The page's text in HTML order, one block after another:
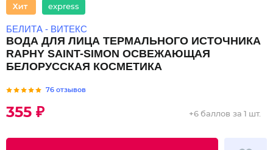
express
БЕЛИТА - ВИТЕКС
ВОДА ДЛЯ ЛИЦА ТЕРМАЛЬНОГО ИСТОЧНИКА
RAPHY SAINT-SIMON ОСВЕЖАЮЩАЯ
БЕЛОРУССКАЯ КОСМЕТИКА
76 отзывов
355 ₽ +6 баллов за 1 шт.